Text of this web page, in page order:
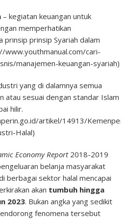
– kegiatan keuangan untuk
memperhatikan
prinsip prinsip Syariah dalam
www.youthmanual.com/cari-
manajemen-keuangan-syariah)
yang di dalamnya semua
atau sesuai dengan standar Islam
hilir.
artikel/14913/
Halal)
Economy Report2018-2019
belanja masyarakat
berbagai sektor halal mencapai
akan tumbuh hingga
2023. Bukan angka yang sedikit
fenomena tersebut